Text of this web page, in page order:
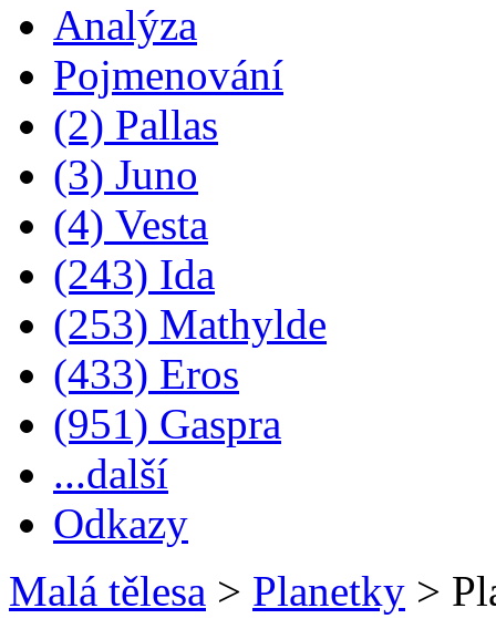
Analýza
Pojmenování
(2) Pallas
(3) Juno
(4) Vesta
(243) Ida
(253) Mathylde
(433) Eros
(951) Gaspra
...další
Odkazy
Malá tělesa > Planetky >